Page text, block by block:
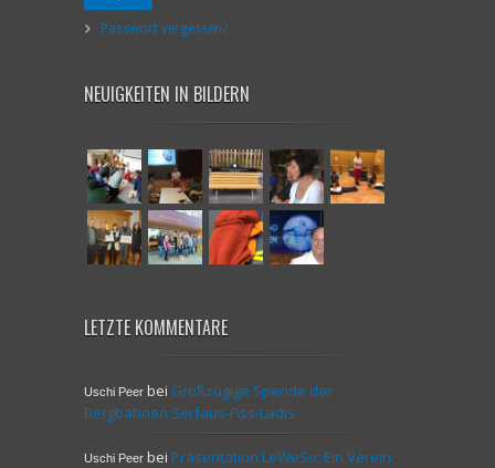
Passwort vergessen?
NEUIGKEITEN IN BILDERN
LETZTE KOMMENTARE
Uschi Peerbei Großzügige Spende der
Bergbahnen Serfaus-Fiss-Ladis
Uschi Peerbei Präsentation LeWeSo: Ein Verein